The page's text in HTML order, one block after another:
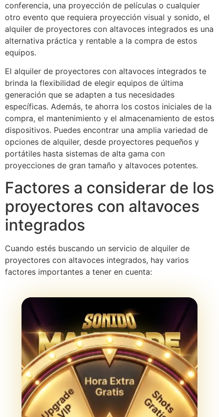
conferencia, una proyección de películas o cualquier
otro evento que requiera proyección visual y sonido, el
alquiler de proyectores con altavoces integrados es una
alternativa práctica y rentable a la compra de estos
equipos.
El alquiler de proyectores con altavoces integrados te
brinda la flexibilidad de elegir equipos de última
generación que se adapten a tus necesidades
específicas. Además, te ahorra los costos iniciales de la
compra, el mantenimiento y el almacenamiento de estos
dispositivos. Puedes encontrar una amplia variedad de
opciones de alquiler, desde proyectores pequeños y
portátiles hasta sistemas de alta gama con
proyecciones de gran tamaño y altavoces potentes.
Factores a considerar de los
proyectores con altavoces
integrados
Cuando estés buscando un servicio de alquiler de
proyectores con altavoces integrados, hay varios
factores importantes a tener en cuenta: